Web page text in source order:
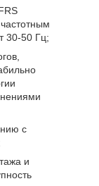
30-50 Гц;
с
и